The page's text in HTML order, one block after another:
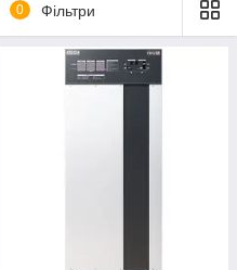
0 Фільтри